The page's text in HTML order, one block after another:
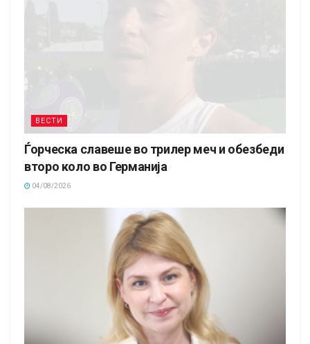
ВЕСТИ
Ѓорческа славеше во трилер меч и обезбеди
второ коло во Германија
04/08/2026